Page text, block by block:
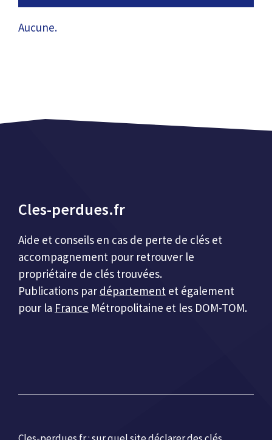
Aucune.
Cles-perdues.fr
Aide et conseils en cas de perte de clés et
accompagnement pour retrouver le
propriétaire de clés trouvées.
Publications par département et également
pour la France Métropolitaine et les DOM-TOM.